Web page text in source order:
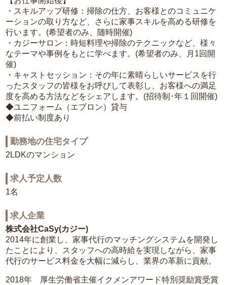
・スキルアップ研修：掃除の仕方、お客様とのコミュニケ
ーションの取り方など、さらに家事スキルを高める研修を
行います。(希望者のみ、随時開催)
・カジーサロン：時短料理や掃除のテクニックなど、様々
なテーマや事例をもとに学べます。(希望者のみ、月1回開
催)
・キャストセッション：その年に素晴らしいサービスを行
ったスタッフの皆様をお呼びして表彰し、お客様への満足
度を高める方法などをシェアします。(招待制･年１回開催)
◆ユニフォーム（エプロン）貸与
◆前払い制度あり
勤務地の住宅タイプ
2LDKのマンション
求人予定人数
1名
求人企業
株式会社CaSy(カジー)
2014年に創業し、家事代行のマッチングシステムを開発し
たことにより、スタッフへの高時給を実現しながら、家事
代行のサービス料金を大幅に減らし、業界の革新に貢献。
2018年 厚生労働省主催イクメンアワード特別奨励賞受賞